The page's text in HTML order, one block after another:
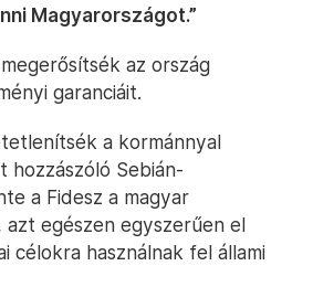
Magyarországot.”
az ország
garanciáit.
a kormánnyal
Sebián-
a Fidesz a magyar
egészen egyszerűen el
célokra használnak fel állami